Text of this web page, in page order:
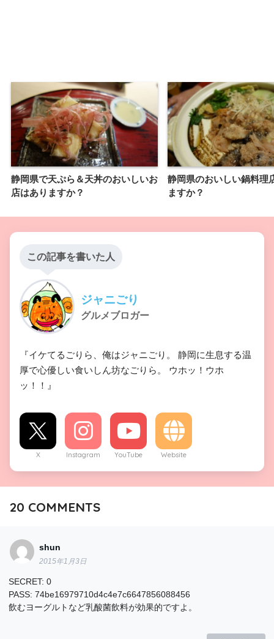
静岡県で天ぷら＆天丼のおいしいお
店はありますか？
静岡県のおいしい鍋料理
ますか？
この記事を書いた人
ジャニごり
グルメブロガー
『イケてるごりら、俺はジャニごり。 静岡に生息する温
厚で心優しい食いしん坊なごりら。 ウホッ！ウホ
ッ！！』
X Instagram YouTube Website
20 COMMENTS
shun
2015年1月3日
SECRET: 0
PASS: 74be16979710d4c4e7c6647856088456
飲むヨーグルトなど乳酸菌飲料が効果的ですよ。